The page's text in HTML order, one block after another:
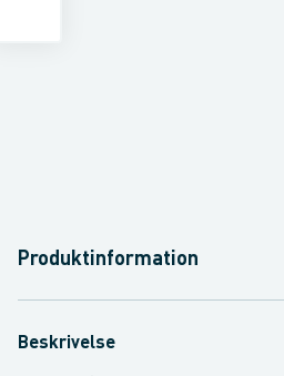
Produktinformation
Beskrivelse